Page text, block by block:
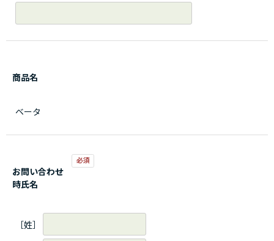
商品名
ベータ
お問い合わせ
時氏名
［姓］